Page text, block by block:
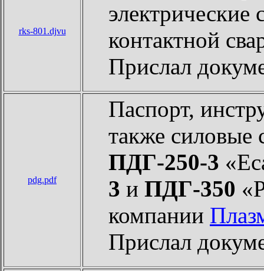
rks-801.djvu
электрические
контактной
Прислал
pdg.pdf
Паспорт,
также силовые
ПДГ-250-3
3 и ПДГ-350
компании
Прислал